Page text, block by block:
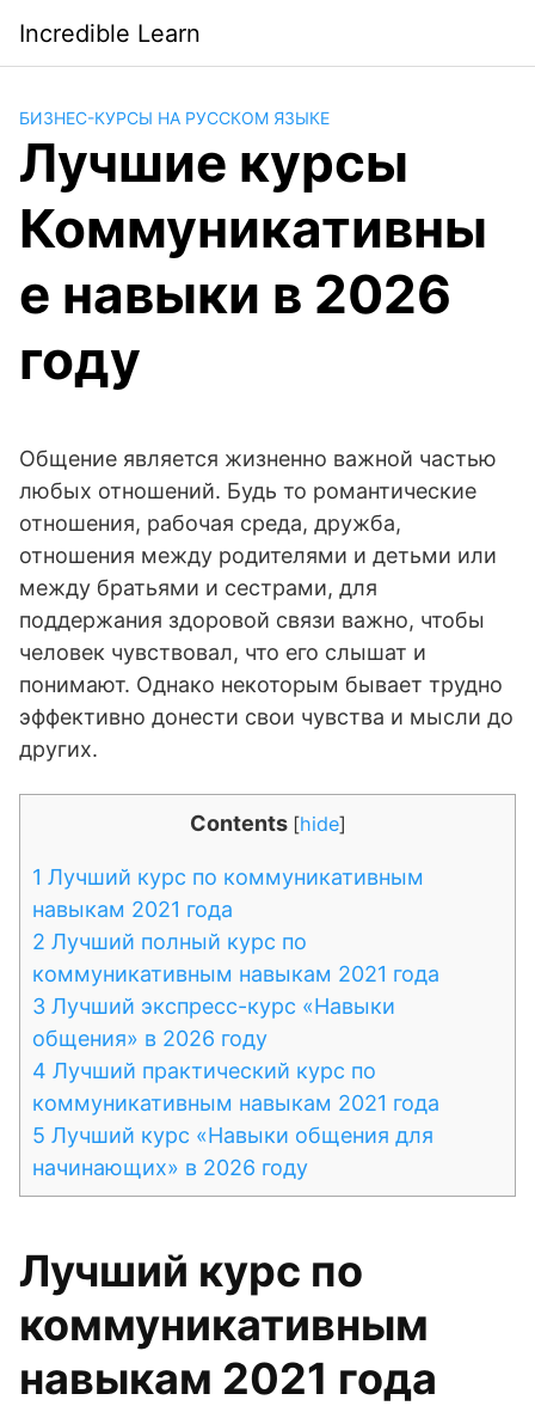
contenido
Incredible Learn
БИЗНЕС-КУРСЫ НА РУССКОМ ЯЗЫКЕ
Лучшие курсы
Коммуникативны
е навыки в 2026
году
Общение является жизненно важной частью
любых отношений. Будь то романтические
отношения, рабочая среда, дружба,
отношения между родителями и детьми или
между братьями и сестрами, для
поддержания здоровой связи важно, чтобы
человек чувствовал, что его слышат и
понимают. Однако некоторым бывает трудно
эффективно донести свои чувства и мысли до
других.
Contents [hide]
1 Лучший курс по коммуникативным
навыкам 2021 года
2 Лучший полный курс по
коммуникативным навыкам 2021 года
3 Лучший экспресс-курс «Навыки
общения» в 2026 году
4 Лучший практический курс по
коммуникативным навыкам 2021 года
5 Лучший курс «Навыки общения для
начинающих» в 2026 году
Лучший курс по
коммуникативным
навыкам 2021 года